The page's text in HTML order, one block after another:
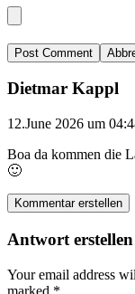
Dietmar Kappl
12.June 2026 um
Boa da kommen die
🙂
Kommentar erstellen
Antwort erstellen
Your email address
marked *